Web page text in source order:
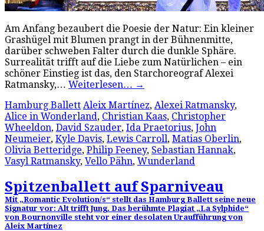
Am Anfang bezaubert die Poesie der Natur: Ein kleiner
Grashügel mit Blumen prangt in der Bühnenmitte,
darüber schweben Falter durch die dunkle Sphäre.
Surrealität trifft auf die Liebe zum Natürlichen – ein
schöner Einstieg ist das, den Starchoreograf Alexei
Ratmansky,… Weiterlesen… →
Hamburg Ballett Aleix Martínez, Alexei Ratmansky,
Alice in Wonderland, Christian Kaas, Christopher
Wheeldon, David Szauder, Ida Praetorius, John
Neumeier, Kyle Davis, Lewis Carroll, Matias Oberlin,
Olivia Betteridge, Philip Feeney, Sebastian Hannak,
Vasyl Ratmansky, Vello Pähn, Wunderland
Spitzenballett auf Sparniveau
Mit „Romantic Evolution/s“ stellt das Hamburg Ballett seine neue
Signatur vor: Alt trifft Jung. Das berühmte Plagiat „La Sylphide“
von Bournonville steht vor einer desolaten Uraufführung von
Aleix Martínez